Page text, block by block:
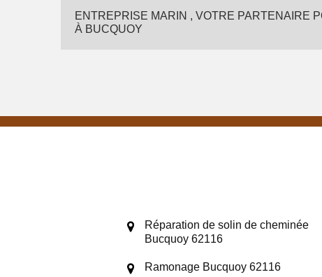
ENTREPRISE MARIN , VOTRE PARTENAIRE
À BUCQUOY
Réparation de solin de cheminée
Bucquoy 62116
Ramonage Bucquoy 62116